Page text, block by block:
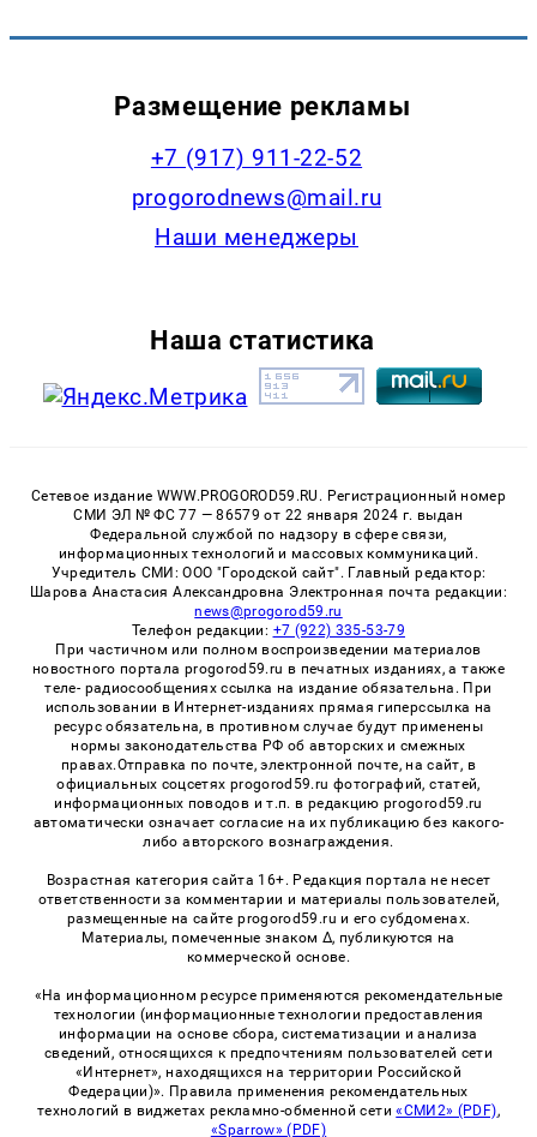
Размещение рекламы
+7 (917) 911-22-52
progorodnews@mail.ru
Наши менеджеры
Наша статистика
Сетевое издание WWW.PROGOROD59.RU. Регистрационный номер
СМИ ЭЛ № ФС 77 — 86579 от 22 января 2024 г. выдан
Федеральной службой по надзору в сфере связи,
информационных технологий и массовых коммуникаций.
Учредитель СМИ: ООО "Городской сайт". Главный редактор:
Шарова Анастасия Александровна Электронная почта редакции:
news@progorod59.ru
Телефон редакции: +7 (922) 335-53-79
При частичном или полном воспроизведении материалов
новостного портала progorod59.ru в печатных изданиях, а также
теле- радиосообщениях ссылка на издание обязательна. При
использовании в Интернет-изданиях прямая гиперссылка на
ресурс обязательна, в противном случае будут применены
нормы законодательства РФ об авторских и смежных
правах.Отправка по почте, электронной почте, на сайт, в
официальных соцсетях progorod59.ru фотографий, статей,
информационных поводов и т.п. в редакцию progorod59.ru
автоматически означает согласие на их публикацию без какого-
либо авторского вознаграждения.
Возрастная категория сайта 16+. Редакция портала не несет
ответственности за комментарии и материалы пользователей,
размещенные на сайте progorod59.ru и его субдоменах.
Материалы, помеченные знаком Δ, публикуются на
коммерческой основе.
«На информационном ресурсе применяются рекомендательные
технологии (информационные технологии предоставления
информации на основе сбора, систематизации и анализа
сведений, относящихся к предпочтениям пользователей сети
«Интернет», находящихся на территории Российской
Федерации)». Правила применения рекомендательных
технологий в виджетах рекламно-обменной сети«СМИ2» (PDF),
«Sparrow» (PDF)